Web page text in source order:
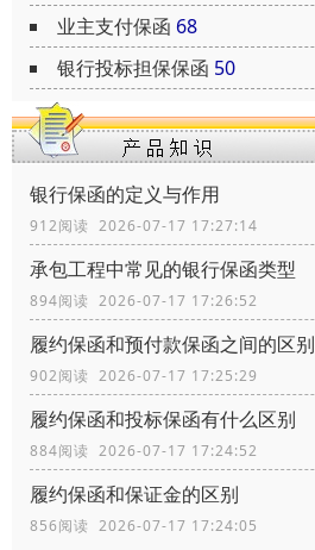
业主支付保函 68
银行投标担保保函 50
银行保函的定义与作用
912阅读 2026-07-17 17:27:14
承包工程中常见的银行保函类型
894阅读 2026-07-17 17:26:52
履约保函和预付款保函之间的区别
902阅读 2026-07-17 17:25:29
履约保函和投标保函有什么区别
884阅读 2026-07-17 17:24:52
履约保函和保证金的区别
856阅读 2026-07-17 17:24:05